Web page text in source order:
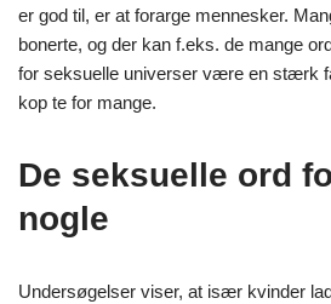
er god til, er at forarge mennesker.
bonerte, og der kan f.eks. de mange
for seksuelle universer være en stærk
kop te for mange.
De seksuelle ord
nogle
Undersøgelser viser, at især kvinder